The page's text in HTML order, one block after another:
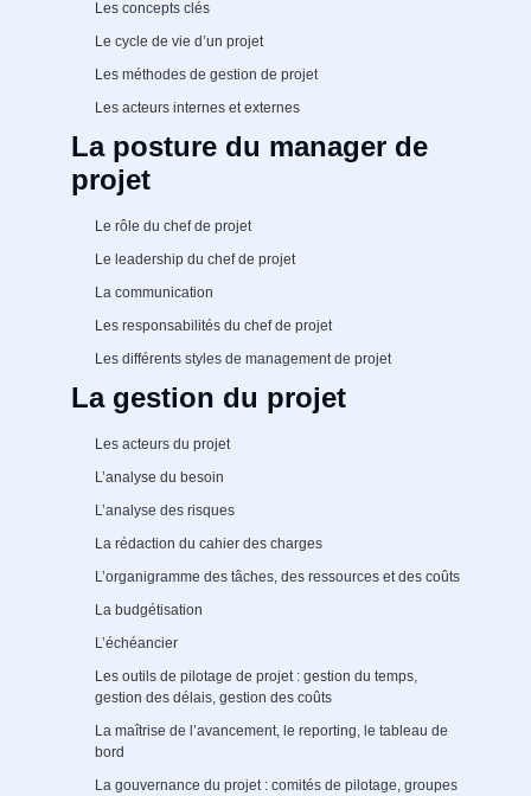
Les concepts clés
Le cycle de vie d’un projet
Les méthodes de gestion de projet
Les acteurs internes et externes
La posture du manager de
projet
Le rôle du chef de projet
Le leadership du chef de projet
La communication
Les responsabilités du chef de projet
Les différents styles de management de projet
La gestion du projet
Les acteurs du projet
L’analyse du besoin
L’analyse des risques
La rédaction du cahier des charges
L’organigramme des tâches, des ressources et des coûts
La budgétisation
L’échéancier
Les outils de pilotage de projet : gestion du temps,
gestion des délais, gestion des coûts
La maîtrise de l’avancement, le reporting, le tableau de
bord
La gouvernance du projet : comités de pilotage, groupes